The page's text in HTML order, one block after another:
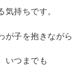
気持ちです。
が子を抱きながら
いつまでも